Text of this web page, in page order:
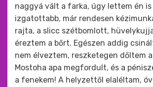
naggyá vált a farka, úgy lettem én
izgatottabb, már rendesen
rajta, a slicc szétbomlott,
éreztem a bőrt. Egészen addig
nem élveztem, reszketegen dőltem
Mostoha apa megfordult, és a
a fenekem! A helyzettől elaléltam,